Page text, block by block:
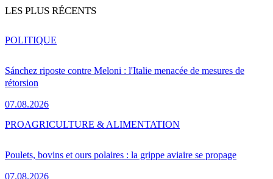
LES PLUS RÉCENTS
Sánchez riposte contre Meloni : l'Italie menacée de mesures de
rétorsion
07.08.2026
POLITIQUE
Poulets, bovins et ours polaires : la grippe aviaire se propage
07.08.2026
PROAGRICULTURE & ALIMENTATION